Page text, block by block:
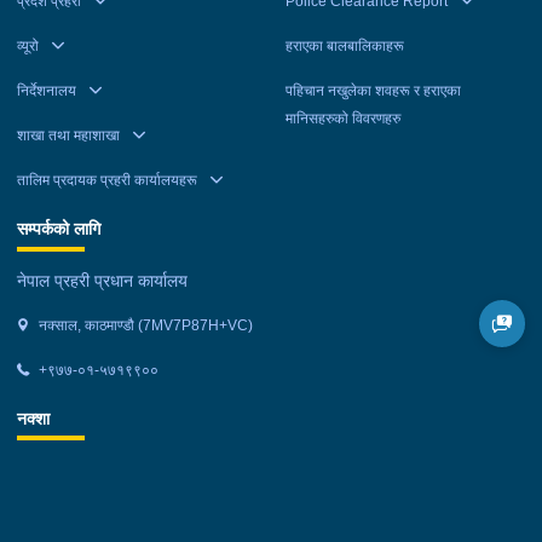
व्यूरो
निर्देशनालय
शाखा तथा महाशाखा
तालिम प्रदायक प्रहरी कार्यालयहरू
हराएका बालबालिकाहरू
पहिचान नखुलेका शवहरू र हराएका
मानिसहरुको विवरणहरु
सम्पर्कको लागि
नेपाल प्रहरी प्रधान कार्यालय
नक्साल, काठमाण्डौ (7MV7P87H+VC)
+९७७-०१-५७१९९००
नक्शा